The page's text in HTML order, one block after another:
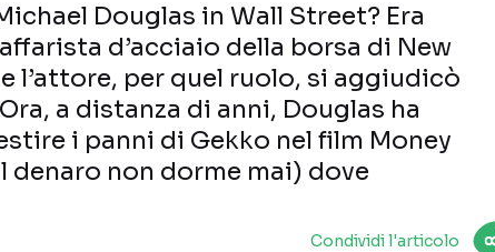
Douglas in Wall Street? Era
d’acciaio della borsa di New
e l’attore, per quel ruolo, si aggiudicò
a distanza di anni, Douglas ha
i panni di Gekko nel film Money
denaro non dorme mai) dove
Condividi l'articolo